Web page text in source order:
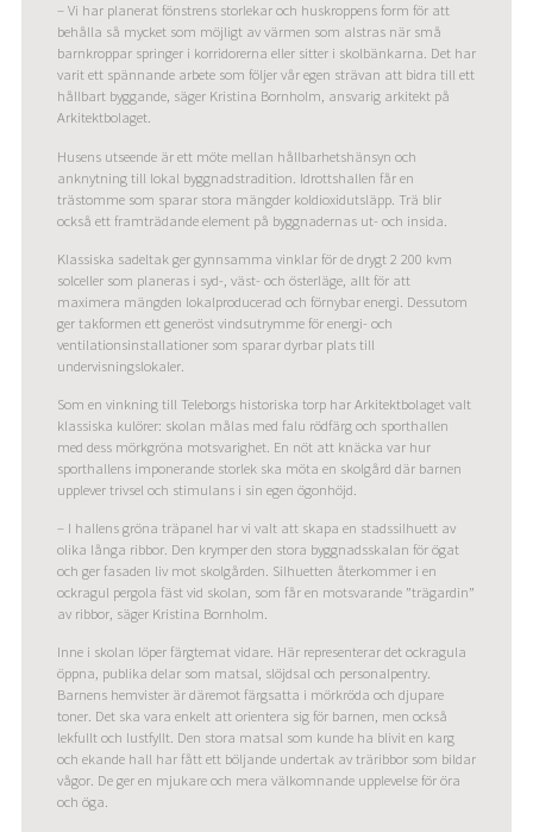
– Vi har planerat fönstrens storlekar och huskroppens form för att
behålla så mycket som möjligt av värmen som alstras när små
barnkroppar springer i korridorerna eller sitter i skolbänkarna. Det har
varit ett spännande arbete som följer vår egen strävan att bidra till ett
hållbart byggande, säger Kristina Bornholm, ansvarig arkitekt på
Arkitektbolaget.
Husens utseende är ett möte mellan hållbarhetshänsyn och
anknytning till lokal byggnadstradition. Idrottshallen får en
trästomme som sparar stora mängder koldioxidutsläpp. Trä blir
också ett framträdande element på byggnadernas ut- och insida.
Klassiska sadeltak ger gynnsamma vinklar för de drygt 2 200 kvm
solceller som planeras i syd-, väst- och österläge, allt för att
maximera mängden lokalproducerad och förnybar energi. Dessutom
ger takformen ett generöst vindsutrymme för energi- och
ventilationsinstallationer som sparar dyrbar plats till
undervisningslokaler.
Som en vinkning till Teleborgs historiska torp har Arkitektbolaget valt
klassiska kulörer: skolan målas med falu rödfärg och sporthallen
med dess mörkgröna motsvarighet. En nöt att knäcka var hur
sporthallens imponerande storlek ska möta en skolgård där barnen
upplever trivsel och stimulans i sin egen ögonhöjd.
– I hallens gröna träpanel har vi valt att skapa en stadssilhuett av
olika långa ribbor. Den krymper den stora byggnadsskalan för ögat
och ger fasaden liv mot skolgården. Silhuetten återkommer i en
ockragul pergola fäst vid skolan, som får en motsvarande ”trägardin”
av ribbor, säger Kristina Bornholm.
Inne i skolan löper färgtemat vidare. Här representerar det ockragula
öppna, publika delar som matsal, slöjdsal och personalpentry.
Barnens hemvister är däremot färgsatta i mörkröda och djupare
toner. Det ska vara enkelt att orientera sig för barnen, men också
lekfullt och lustfyllt. Den stora matsal som kunde ha blivit en karg
och ekande hall har fått ett böljande undertak av träribbor som bildar
vågor. De ger en mjukare och mera välkomnande upplevelse för öra
och öga.